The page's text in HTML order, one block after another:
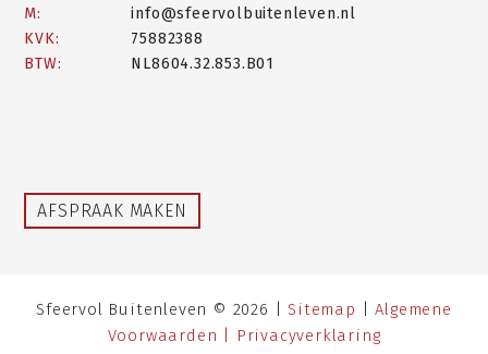
M:
info@sfeervolbuitenleven.nl
KVK:
75882388
BTW:
NL8604.32.853.B01
AFSPRAAK MAKEN
Sfeervol Buitenleven © 2026 |Sitemap |Algemene
Voorwaarden |
Privacyverklaring